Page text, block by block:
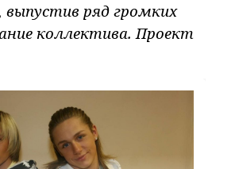
ряд громких
коллектива. Проект